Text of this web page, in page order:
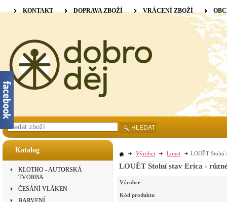
Katalog
KLOTHO - AUTORSKÁ
TVORBA
ČESÁNÍ VLÁKEN
BARVENÍ
Výrobci Louët LOUËT Stolní
LOUËT Stolní stav Erica -
Výrobce
Kód produktu
KONTAKT DOPRAVA ZBOŽÍ VRÁCENÍ ZBOŽÍ
HLEDAT